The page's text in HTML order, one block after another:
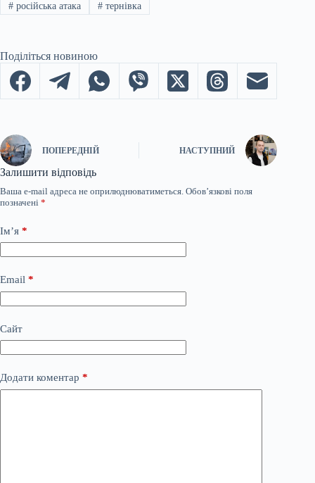
#російська атака #тернівка
Поділіться новиною
ПОПЕРЕДНІЙ НАСТУПНИЙ
Залишити відповідь
Ваша e-mail адреса не оприлюднюватиметься. Обов’язкові поля
позначені *
Ім’я *
Email *
Сайт
Додати коментар *